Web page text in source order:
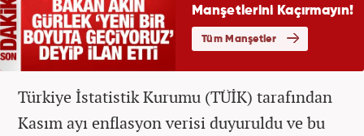
Türkiye İstatistik Kurumu (TÜİK) tarafından
Kasım ayı enflasyon verisi duyuruldu ve bu